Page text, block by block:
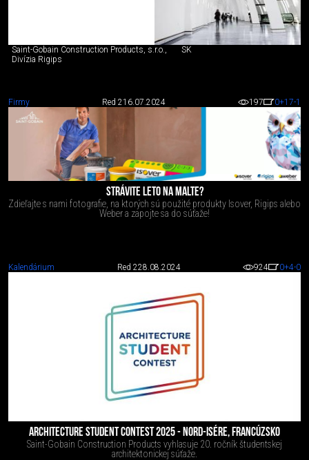
Saint-Gobain Construction Products, s.r.o.,
Divízia Rigips
SK
Firmy Red 216.07.2024 197 0+17-1
STRÁVITE LETO NA MALTE?
Zdieľajte s nami fotografie, na ktorých sú použité produkty Isover, Rigips alebo
Weber a zapojte sa do súťaže!
Kalendárium Red 228.08.2024 924 0+4-0
ARCHITECTURE STUDENT CONTEST 2025 - NORD-ISÉRE, FRANCÚZSKO
Saint-Gobain Construction Products vyhlasuje 20. ročník študentskej
architektonickej súťaže.